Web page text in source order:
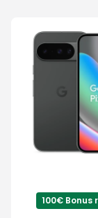
100€ Bonus